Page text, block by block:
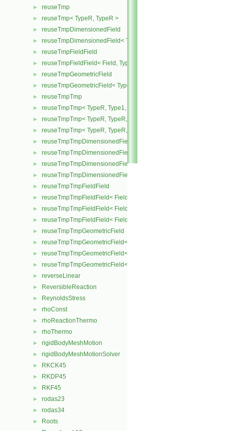
► reuseTmp
► reuseTmp< TypeR, TypeR >
► reuseTmpDimensionedField
► reuseTmpDimensionedField< TypeR, TypeR, GeoMesh >
► reuseTmpFieldField
► reuseTmpFieldField< Field, TypeR, TypeR >
► reuseTmpGeometricField
► reuseTmpGeometricField< TypeR, TypeR, PatchField, GeoMesh >
► reuseTmpTmp
► reuseTmpTmp< TypeR, Type1, Type12, TypeR >
► reuseTmpTmp< TypeR, TypeR, TypeR, Type2 >
► reuseTmpTmp< TypeR, TypeR, TypeR, TypeR >
► reuseTmpTmpDimensionedField
► reuseTmpTmpDimensionedField< TypeR, Type1, Type12, TypeR,
► reuseTmpTmpDimensionedField< TypeR, TypeR, TypeR, Type2,
► reuseTmpTmpDimensionedField< TypeR, TypeR, TypeR, TypeR,
► reuseTmpTmpFieldField
► reuseTmpTmpFieldField< Field, TypeR, Type1, Type12, TypeR >
► reuseTmpTmpFieldField< Field, TypeR, TypeR, TypeR, Type2 >
► reuseTmpTmpFieldField< Field, TypeR, TypeR, TypeR, TypeR >
► reuseTmpTmpGeometricField
► reuseTmpTmpGeometricField< TypeR, Type1, Type12, TypeR,
► reuseTmpTmpGeometricField< TypeR, TypeR, TypeR, Type2,
► reuseTmpTmpGeometricField< TypeR, TypeR, TypeR, TypeR,
► reverseLinear
► ReversibleReaction
► ReynoldsStress
► rhoConst
► rhoReactionThermo
► rhoThermo
► rigidBodyMeshMotion
► rigidBodyMeshMotionSolver
► RKCK45
► RKDP45
► RKF45
► rodas23
► rodas34
► Roots